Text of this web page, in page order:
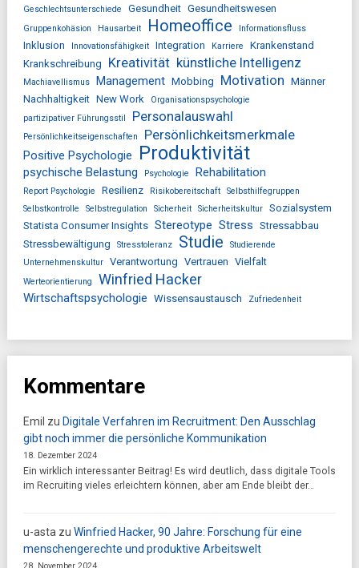
Geschlechtsunterschiede
Gesundheit Gesundheitswesen
Gruppenkohäsion Hausarbeit Homeoffice Informationsfluss
Inklusion Innovationsfähigkeit Integration Karriere
Krankenstand
Krankschreibung
Kreativität künstliche Intelligenz
Machiavellismus Management Mobbing Motivation Männer
Nachhaltigkeit New Work
Organisationspsychologie
partizipativer Führungsstil
Personalauswahl
Persönlichkeitseigenschaften Persönlichkeitsmerkmale
Positive Psychologie Produktivität
psychische Belastung Psychologie Rehabilitation
Report Psychologie Resilienz Risikobereitschaft
Selbsthilfegruppen
Selbstkontrolle
Selbstregulation Sicherheit Sicherheitskultur
Sozialsystem
Statista Consumer Insights Stereotype Stress Stressabbau
Stressbewältigung
Stresstoleranz Studie
Studierende
Unternehmenskultur
Verantwortung Vertrauen Vielfalt
Werteorientierung Winfried Hacker
Wirtschaftspsychologie Wissensaustausch Zufriedenheit
Kommentare
Emil zu Digitale Verfahren im Recruitment: Den Ausschlag
gibt noch immer die persönliche Kommunikation
18. Dezember 2024
Ein wirklich interessanter Beitrag! Es wird deutlich, dass digitale Tools
im Recruiting vieles erleichtern können, aber am Ende bleibt der…
u-asta zu Winfried Hacker, 90 Jahre: Forschung für eine
menschengerechte und produktive Arbeitswelt
28. November 2024